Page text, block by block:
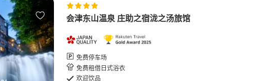
会津东山温泉 庄助之宿泷之汤旅馆
免费停车场
免费租借日式浴衣
欢迎饮品